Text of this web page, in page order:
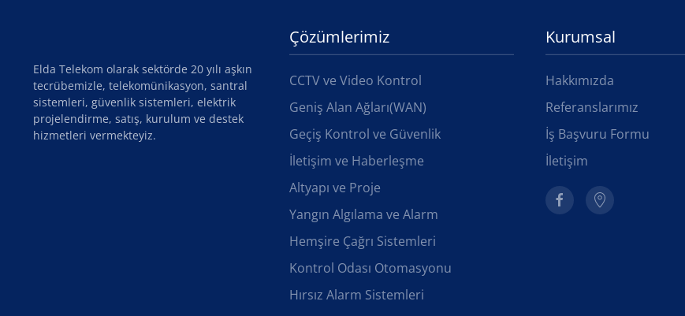
Elda Telekom olarak sektörde 20 yılı aşkın
tecrübemizle, telekomünikasyon, santral
sistemleri, güvenlik sistemleri, elektrik
projelendirme, satış, kurulum ve destek
hizmetleri vermekteyiz.
Çözümlerimiz
CCTV ve Video Kontrol
Geniş Alan Ağları(WAN)
Geçiş Kontrol ve Güvenlik
İletişim ve Haberleşme
Altyapı ve Proje
Yangın Algılama ve Alarm
Hemşire Çağrı Sistemleri
Kontrol Odası Otomasyonu
Hırsız Alarm Sistemleri
Kurumsal
Hakkımızda
Referanslarımız
İş Başvuru Formu
İletişim